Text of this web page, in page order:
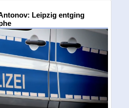
Leipzig entging